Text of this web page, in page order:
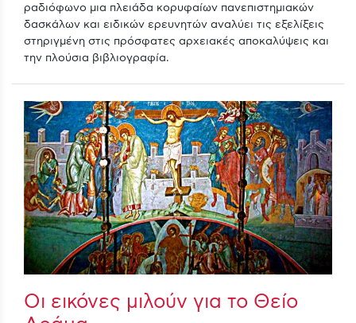
ραδιόφωνο μια πλειάδα κορυφαίων πανεπιστημιακών
δασκάλων και ειδικών ερευνητών αναλύει τις εξελίξεις
στηριγμένη στις πρόσφατες αρχειακές αποκαλύψεις και
την πλούσια βιβλιογραφία.
Οι εικόνες μιλούν για το Θείο